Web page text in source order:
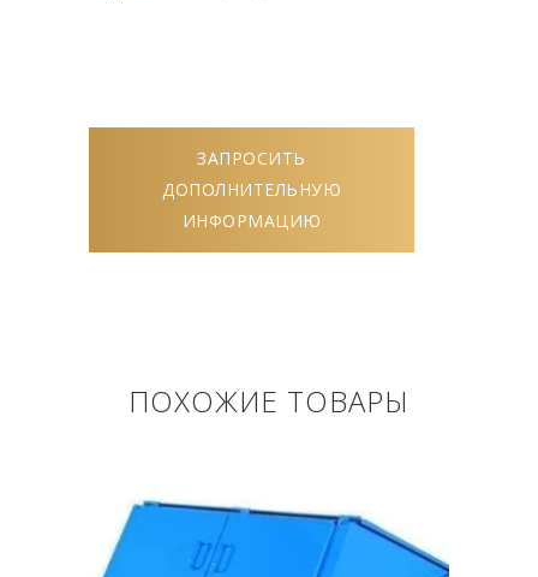
ЗАПРОСИТЬ
ДОПОЛНИТЕЛЬНУЮ
ИНФОРМАЦИЮ
ПОХОЖИЕ ТОВАРЫ